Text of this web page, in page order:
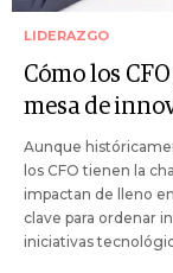
LIDERAZGO
Cómo los
mesa de
Aunque
los CFO tienen la
impactan de lleno
clave para ordenar
iniciativas